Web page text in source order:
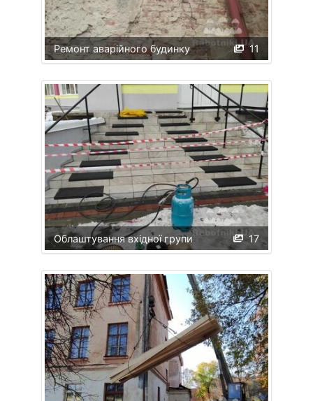
11
Ремонт аварійного будинку
17
Облаштування вхідної групи